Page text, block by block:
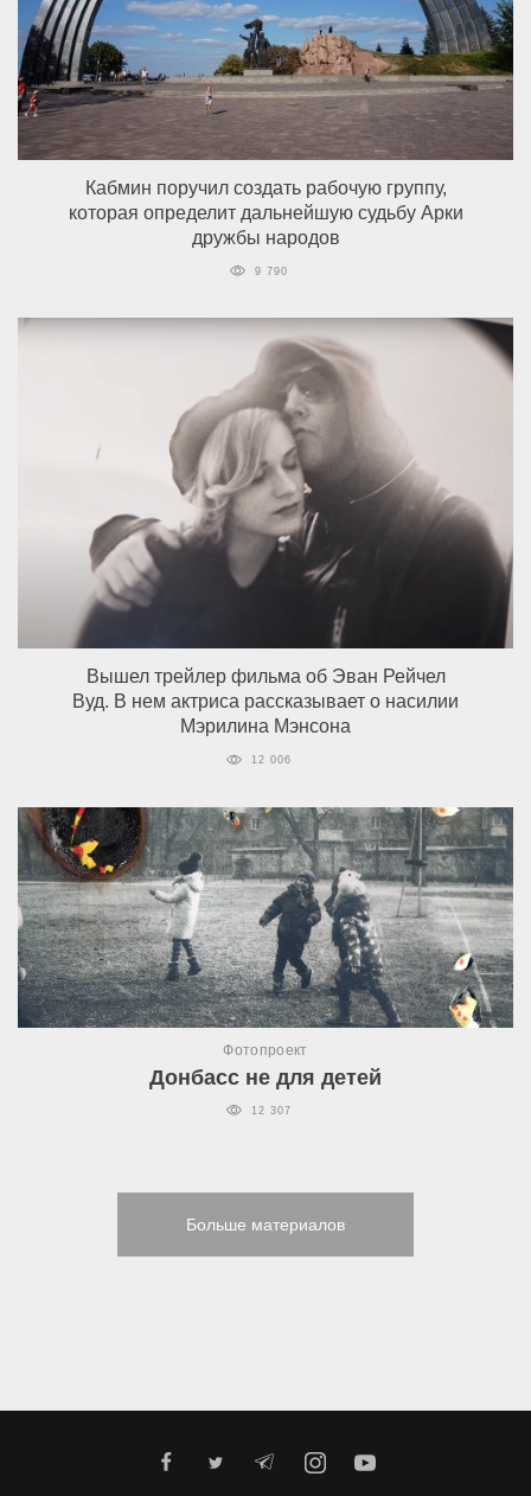
Кабмин поручил создать рабочую группу,
которая определит дальнейшую судьбу Арки
дружбы народов
9 790
Вышел трейлер фильма об Эван Рейчел
Вуд. В нем актриса рассказывает о насилии
Мэрилина Мэнсона
12 006
Фотопроект
Донбасс не для детей
12 307
Больше материалов